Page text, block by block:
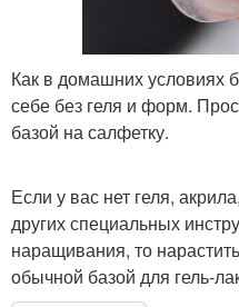
Как в домашних условиях
себе без геля и форм.
базой на салфетку.
Если у вас нет геля,
других специальных
наращивания, то
обычной базой для гель-